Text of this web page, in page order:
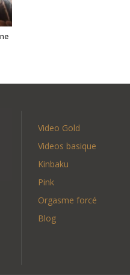
Video Gold
Videos basique
Kinbaku
Pink
Orgasme forcé
Blog